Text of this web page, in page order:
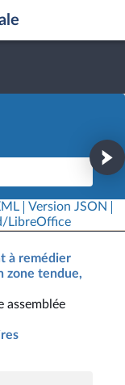
Version JSON
LibreOffice
à remédier
zone tendue,
assemblée